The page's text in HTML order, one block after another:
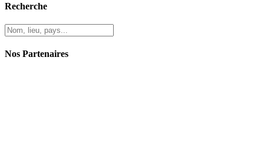
Recherche
Nos Partenaires